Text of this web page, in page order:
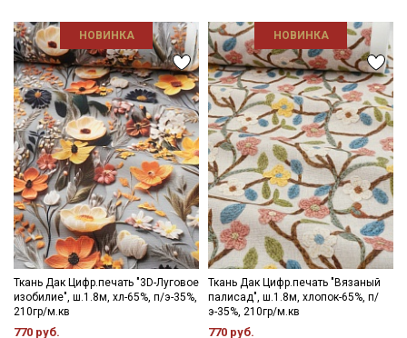
НОВИНКА
Ткань Дак Цифр.печать "3D-Луговое
изобилие", ш.1.8м, хл-65%, п/э-35%,
210гр/м.кв
770 руб.
НОВИНКА
Ткань Дак Цифр.печать "Вязаный
палисад", ш.1.8м, хлопок-65%, п/
э-35%, 210гр/м.кв
770 руб.